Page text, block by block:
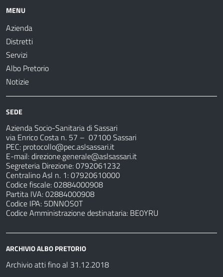
MENU
Azienda
Distretti
Servizi
Albo Pretorio
Notizie
SEDE
Azienda Socio-Sanitaria di Sassari
via Enrico Costa n. 57 – 07100 Sassari
PEC: protocollo@pec.aslsassari.it
E-mail:direzione.generale@aslsassari.it
Segreteria Direzione: 0792061232
Centralino Asl n. 1: 07920610000
Codice fiscale: 02884000908
Partita IVA: 02884000908
Codice IPA: 5DNNOS0T
Codice Amministrazione destinataria: BE0YRU
ARCHIVIO ALBO PRETORIO
Archivio atti fino al 31.12.2018